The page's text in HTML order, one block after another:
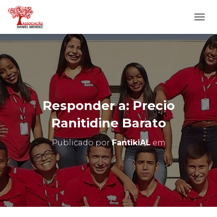
L
T
E
R
N
A
N
A
E
G
O
Responder a: Precio
Ranitidine Barato
Publicado porFantikiALem